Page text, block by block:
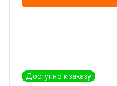
Доступно к заказу